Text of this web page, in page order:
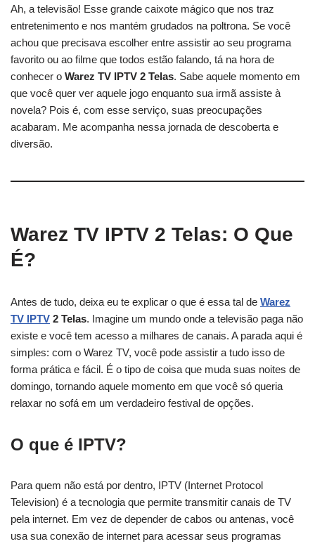
Ah, a televisão! Esse grande caixote mágico que nos traz
entretenimento e nos mantém grudados na poltrona. Se você
achou que precisava escolher entre assistir ao seu programa
favorito ou ao filme que todos estão falando, tá na hora de
conhecer o Warez TV IPTV 2 Telas. Sabe aquele momento em
que você quer ver aquele jogo enquanto sua irmã assiste à
novela? Pois é, com esse serviço, suas preocupações
acabaram. Me acompanha nessa jornada de descoberta e
diversão.
Warez TV IPTV 2 Telas: O Que
É?
Antes de tudo, deixa eu te explicar o que é essa tal de Warez
TV IPTV 2 Telas. Imagine um mundo onde a televisão paga não
existe e você tem acesso a milhares de canais. A parada aqui é
simples: com o Warez TV, você pode assistir a tudo isso de
forma prática e fácil. É o tipo de coisa que muda suas noites de
domingo, tornando aquele momento em que você só queria
relaxar no sofá em um verdadeiro festival de opções.
O que é IPTV?
Para quem não está por dentro, IPTV (Internet Protocol
Television) é a tecnologia que permite transmitir canais de TV
pela internet. Em vez de depender de cabos ou antenas, você
usa sua conexão de internet para acessar seus programas